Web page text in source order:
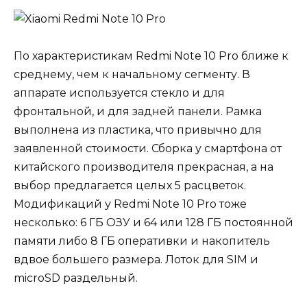
По характеристикам Redmi Note 10 Pro ближе к
среднему, чем к начальному сегменту. В
аппарате используется стекло и для
фронтальной, и для задней панели. Рамка
выполнена из пластика, что привычно для
заявленной стоимости. Сборка у смартфона от
китайского производителя прекрасная, а на
выбор предлагается целых 5 расцветок.
Модификаций у Redmi Note 10 Pro тоже
несколько: 6 ГБ ОЗУ и 64 или 128 ГБ постоянной
памяти либо 8 ГБ оперативки и накопитель
вдвое большего размера. Лоток для SIM и
microSD раздельный.